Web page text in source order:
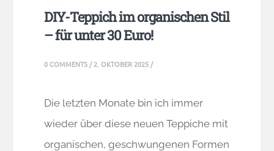
DIY-Teppich im organischen Stil
– für unter 30 Euro!
0 COMMENTS /2. OKTOBER 2025 /
Die letzten Monate bin ich immer
wieder über diese neuen Teppiche mit
organischen, geschwungenen Formen